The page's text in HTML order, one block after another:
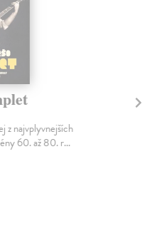
z najvplyvnejších
60. až 80. r...